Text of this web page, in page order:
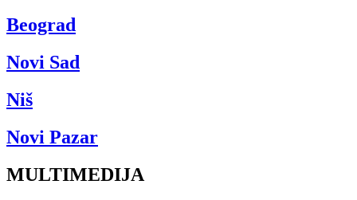
Beograd
Novi Sad
Niš
Novi Pazar
MULTIMEDIJA